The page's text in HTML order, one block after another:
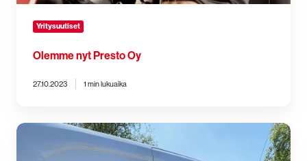
Yritysuutiset
Olemme nyt Presto Oy
27.10.2023 1 min lukuaika
Presto
vahvistaa